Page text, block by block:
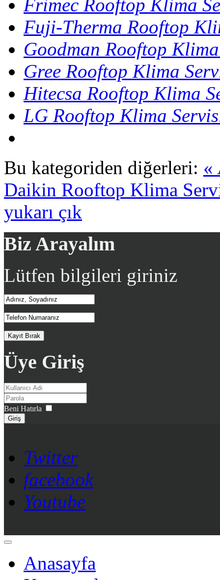
Frimec Rooftop Klima
Fuji-Therma Rooftop
Goodman Rooftop
Gree Rooftop Klima
Hitecsa Rooftop Klima
LG Rooftop Klima
Bu kategoriden diğerleri: «
Daikin Rooftop Klima
yukarı çık
Biz Arayalım
Lütfen bilgileri giriniz
Üye Giriş
Beni Hatırla
Giriş
Twitter
facebook
Youtube
Anasayfa